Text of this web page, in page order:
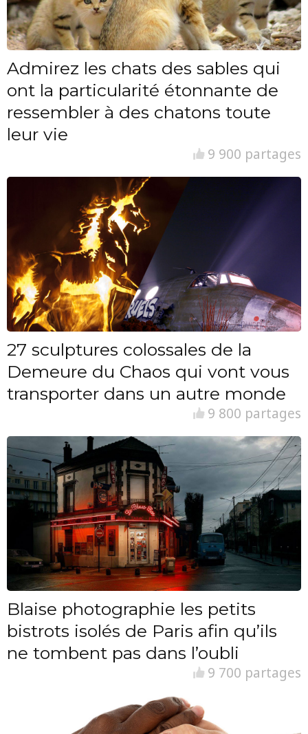
Admirez les chats des sables qui
ont la particularité étonnante de
ressembler à des chatons toute
leur vie
9 900 partages
27 sculptures colossales de la
Demeure du Chaos qui vont vous
transporter dans un autre monde
9 800 partages
Blaise photographie les petits
bistrots isolés de Paris afin qu’ils
ne tombent pas dans l’oubli
9 700 partages